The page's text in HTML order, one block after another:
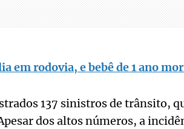
em rodovia, e bebê de 1 ano
137 sinistros de trânsito,
dos altos números, a